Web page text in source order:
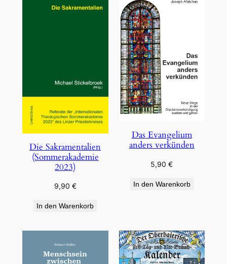
Die Sakramentalien
(Sommerakademie
2023)
9,90 €
In den Warenkorb
Das Evangelium
anders verkünden
5,90€
In den Warenkorb